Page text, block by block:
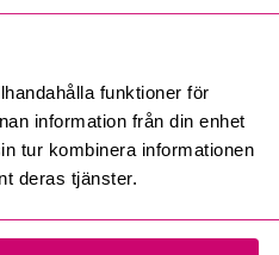
funktioner för
information från din enhet
tur kombinera informationen
deras tjänster.